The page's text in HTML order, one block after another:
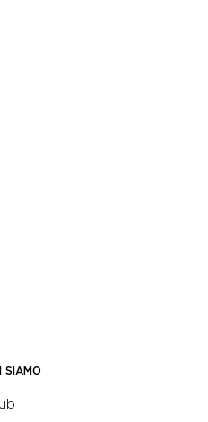
SIAMO